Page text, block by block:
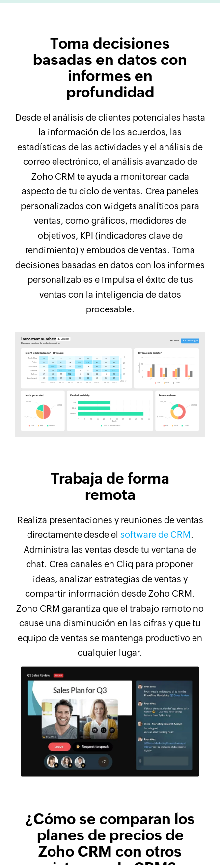
Toma decisiones
basadas en datos con
informes en
profundidad
Desde el análisis de clientes potenciales hasta
la información de los acuerdos, las
estadísticas de las actividades y el análisis de
correo electrónico, el análisis avanzado de
Zoho CRM te ayuda a monitorear cada
aspecto de tu ciclo de ventas. Crea paneles
personalizados con widgets analíticos para
ventas, como gráficos, medidores de
objetivos, KPI (indicadores clave de
rendimiento) y embudos de ventas. Toma
decisiones basadas en datos con los informes
personalizables e impulsa el éxito de tus
ventas con la inteligencia de datos
procesable.
Trabaja de forma
remota
Realiza presentaciones y reuniones de ventas
directamente desde el software de CRM.
Administra las ventas desde tu ventana de
chat. Crea canales en Cliq para proponer
ideas, analizar estrategias de ventas y
compartir información desdeZoho CRM.
Zoho CRM garantiza que el trabajo remoto no
cause una disminución en las cifras y que tu
equipo de ventas se mantenga productivo en
cualquier lugar.
¿Cómo se comparan los
planes de precios de
Zoho CRM con otros